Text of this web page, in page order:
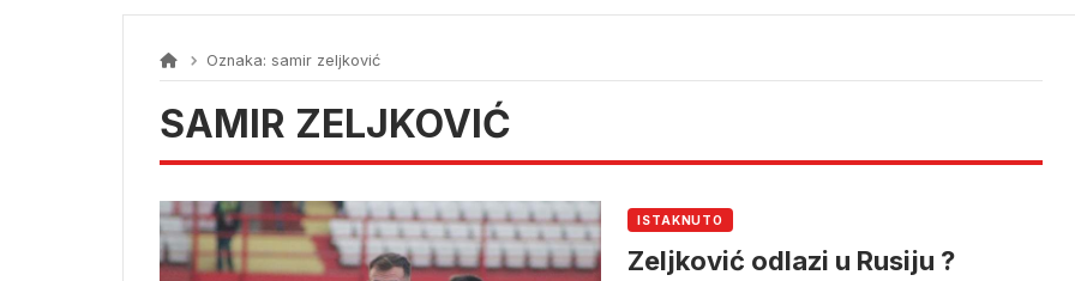
Oznaka: samir zeljković
SAMIR ZELJKOVIĆ
ISTAKNUTO
Zeljković odlazi u Rusiju ?